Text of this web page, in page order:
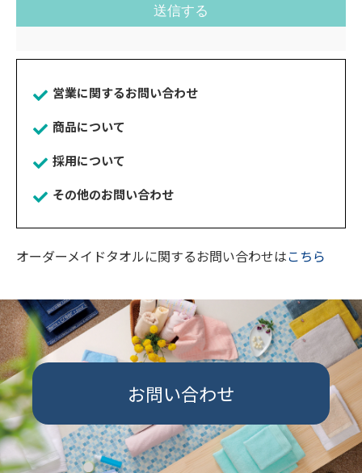
営業に関するお問い合わせ
商品について
採用について
その他のお問い合わせ
オーダーメイドタオルに関するお問い合わせはこちら
お問い合わせ